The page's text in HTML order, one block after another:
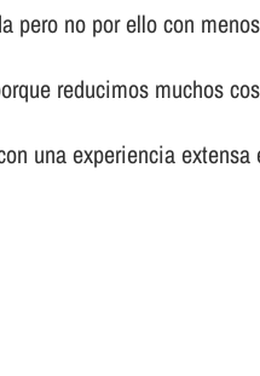
pero no por ello con
reducimos muchos
una experiencia